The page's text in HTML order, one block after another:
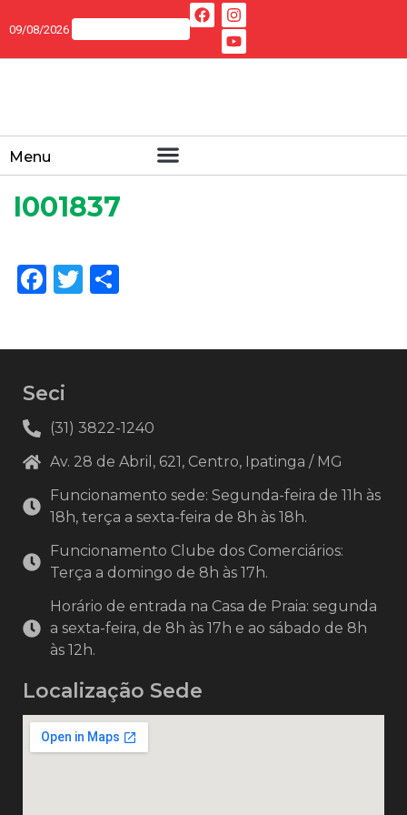
09/08/2026
Menu
I001837
Facebook
Twitter
Seci
(31) 3822-1240
Av. 28 de Abril, 621, Centro, Ipatinga / MG
Funcionamento sede: Segunda-feira de 11h às
18h, terça a sexta-feira de 8h às 18h.
Funcionamento Clube dos Comerciários:
Terça a domingo de 8h às 17h.
Horário de entrada na Casa de Praia: segunda
a sexta-feira, de 8h às 17h e ao sábado de 8h
às 12h.
Localização Sede